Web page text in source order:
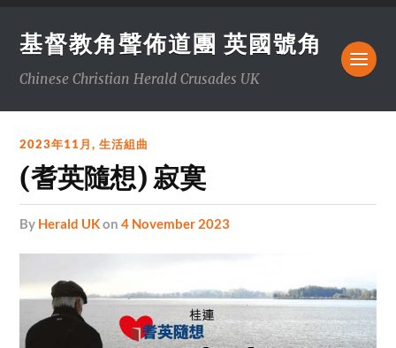
基督教角聲佈道團 英國號角
Chinese Christian Herald Crusades UK
2023年11月,生活組曲
(耆英隨想) 寂寞
by Herald UKon4 November 2023